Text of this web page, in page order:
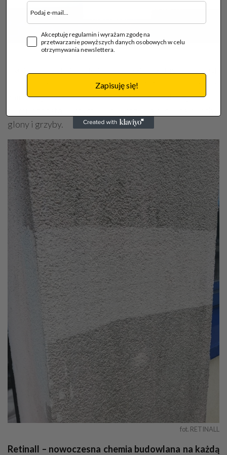
w stanie mokrym po deszczu – miejsce
zaimpregnowane wysycha znacznie szybciej, dzięki
glony i grzyby.
fot. RETINALL
Retinall – nowoczesna chemia budowlana na każdą
Akceptuję regulamin i wyrażam zgodę na
przetwarzanie powyższych danych osobowych w celu
otrzymywania newslettera.
Zapisuję się!